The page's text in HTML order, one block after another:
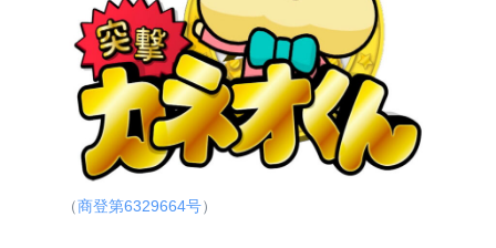
（商登第6329664号）